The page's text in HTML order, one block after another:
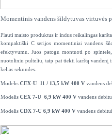
Momentinis vandens šildytuvas virtuvės
Plauti maisto produktus ir indus reikalingas
kompaktiški C serijos momentiniai vandens
efektyvumu. Juos patogu montuoti po
nuotoliniu pulteliu, taip pat tiekti karštą vandenį
kelias sekundes.
Modelis CEX-U 11 / 13,5 kW 400 V vandens
Modelis CEX 7-U 6,9 kW 400 V
Modelis CDX 7-U 6,9 kW 400 V vandens